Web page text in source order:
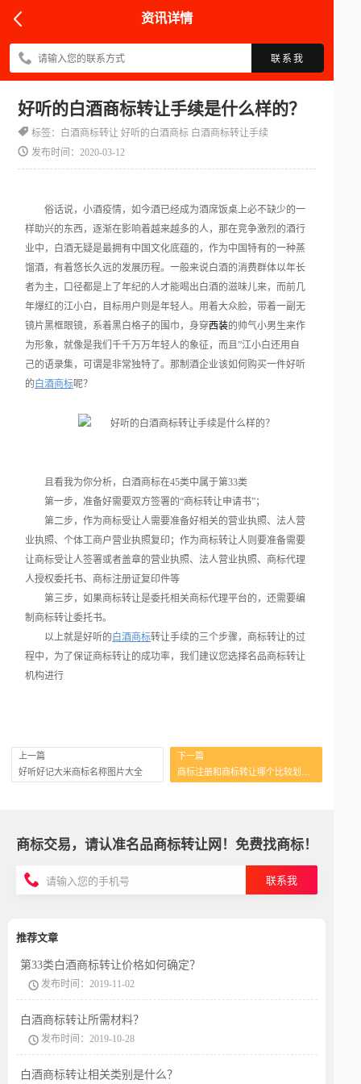
资讯详情
联系我
好听的白酒商标转让手续是什么样的？
标签：白酒商标转让 好听的白酒商标 白酒商标转让手续
发布时间：2020-03-12
俗话说，小酒疫情，如今酒已经成为酒席饭桌上必不缺少的一
样助兴的东西，逐渐在影响着越来越多的人，那在竞争激烈的酒行
业中，白酒无疑是最拥有中国文化底蕴的，作为中国特有的一种蒸
馏酒，有着悠长久远的发展历程。一般来说白酒的消费群体以年长
者为主，口径都是上了年纪的人才能喝出白酒的滋味儿来，而前几
年爆红的江小白，目标用户则是年轻人。用着大众脸，带着一副无
镜片黑框眼镜，系着黑白格子的围巾，身穿西装的帅气小男生来作
为形象，就像是我们千千万万年轻人的象征，而且”江小白还用自
己的语录集，可谓是非常独特了。那制酒企业该如何购买一件好听
的 白酒商标呢？
且看我为你分析，白酒商标在45类中属于第33类
第一步，准备好需要双方签署的“商标转让申请书”；
第二步，作为商标受让人需要准备好相关的营业执照、法人营
业执照、个体工商户营业执照复印；作为商标转让人则要准备需要
让商标受让人签署或者盖章的营业执照、法人营业执照、商标代理
人授权委托书、商标注册证复印件等
第三步，如果商标转让是委托相关商标代理平台的，还需要编
制商标转让委托书。
以上就是好听的 白酒商标转让手续的三个步骤，商标转让的过
程中，为了保证商标转让的成功率，我们建议您选择名品商标转让
机构进行
上一篇
好听好记大米商标名称图片大全
下一篇
商标交易，请认准名品商标转让网！免费找商标！
联系我
推荐文章
第33类白酒商标转让价格如何确定？
发布时间：2019-11-02
白酒商标转让所需材料？
发布时间：2019-10-28
白酒商标转让相关类别是什么？